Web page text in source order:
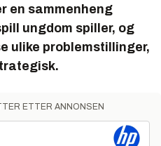
en sammenheng
ungdom spiller, og
ulike problemstillinger,
ETTER ANNONSEN